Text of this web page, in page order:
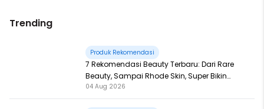
Trending
Produk Rekomendasi
7 Rekomendasi Beauty Terbaru: Dari Rare
Beauty, Sampai Rhode Skin, Super Bikin
Fomo
04 Aug 2026